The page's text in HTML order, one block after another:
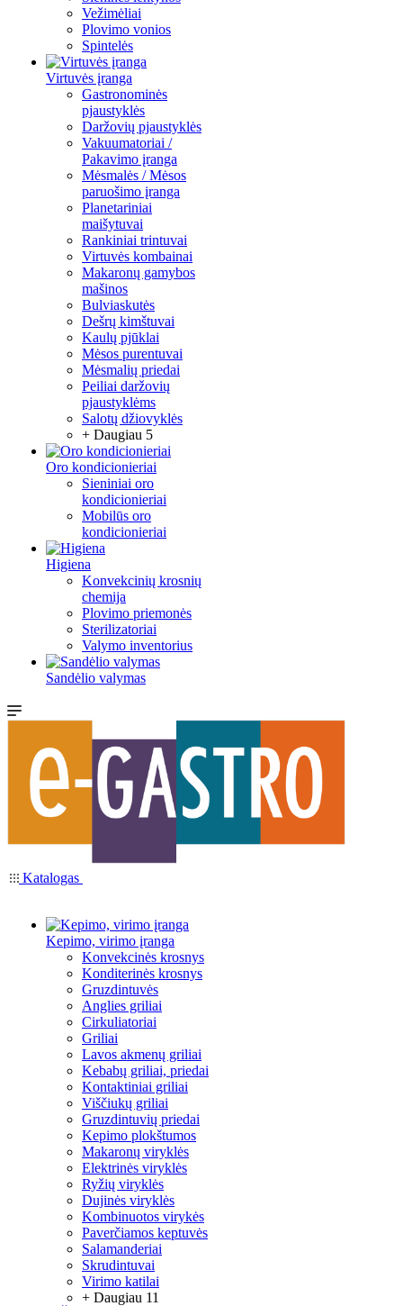
Vežimėliai
Plovimo vonios
Spintelės
Virtuvės įranga
Gastronominės
pjaustyklės
Daržovių pjaustyklės
Vakuumatoriai /
Pakavimo įranga
Mėsmalės / Mėsos
paruošimo įranga
Planetariniai
maišytuvai
Rankiniai trintuvai
Virtuvės kombainai
Makaronų gamybos
mašinos
Bulviaskutės
Dešrų kimštuvai
Kaulų pjūklai
Mėsos purentuvai
Mėsmalių priedai
Peiliai daržovių
pjaustyklėms
Salotų džiovyklės
+ Daugiau 5
Oro kondicionieriai
Sieniniai oro
kondicionieriai
Mobilūs oro
kondicionieriai
Higiena
Konvekcinių krosnių
chemija
Plovimo priemonės
Sterilizatoriai
Valymo inventorius
Sandėlio valymas
Katalogas
Kepimo, virimo įranga
Konvekcinės krosnys
Konditerinės krosnys
Gruzdintuvės
Anglies griliai
Cirkuliatoriai
Griliai
Lavos akmenų griliai
Kebabų griliai, priedai
Kontaktiniai griliai
Viščiukų griliai
Gruzdintuvių priedai
Kepimo plokštumos
Makaronų viryklės
Elektrinės viryklės
Ryžių viryklės
Dujinės viryklės
Kombinuotos virykės
Paverčiamos keptuvės
Salamanderiai
Skrudintuvai
Virimo katilai
+ Daugiau 11